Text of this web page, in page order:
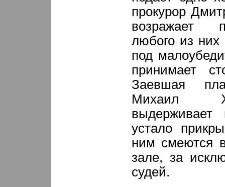
прокурор
возражает
любого из них
под
принимает
Заевшая
Михаил
устало
ним смеются
зале, за
судей.